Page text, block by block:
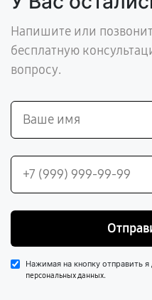
Напишите или
бесплатную
вопросу.
Нажимая на кнопку отправить
персональных данных.